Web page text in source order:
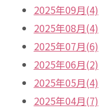
2025年09月(4)
2025年08月(4)
2025年07月(6)
2025年06月(2)
2025年05月(4)
2025年04月(7)